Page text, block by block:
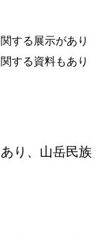
する展示があり
する資料もあり
り、山岳民族